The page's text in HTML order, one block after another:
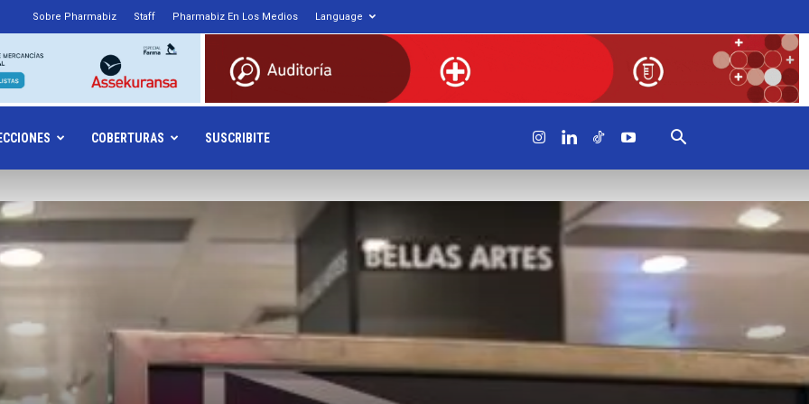
Sobre Pharmabiz Staff Pharmabiz En Los Medios Language
COBERTURAS SUSCRIBITE